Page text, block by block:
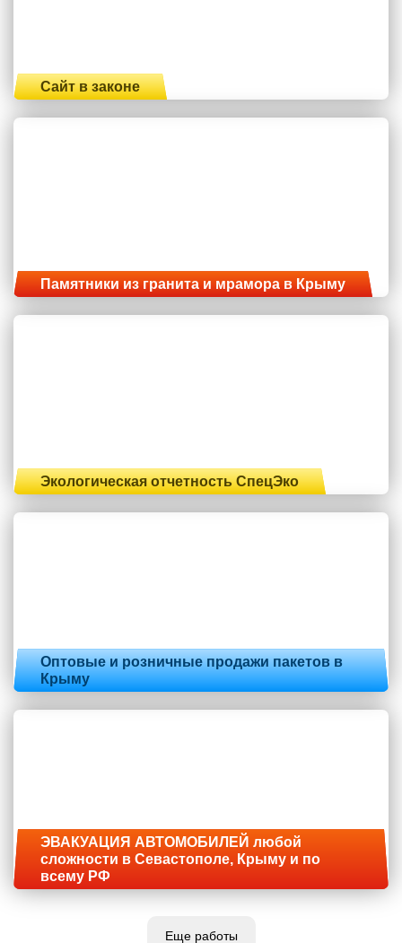
Сайт в законе
Памятники из гранита и мрамора в Крыму
Экологическая отчетность СпецЭко
Оптовые и розничные продажи пакетов в
Крыму
ЭВАКУАЦИЯ АВТОМОБИЛЕЙ любой
сложности в Севастополе, Крыму и по
всему РФ
Еще работы